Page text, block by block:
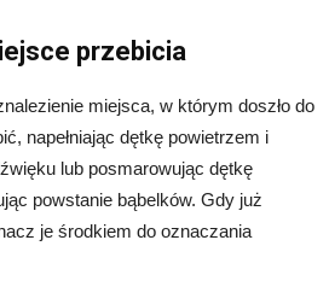
przebicia
miejsca, w którym doszło do
napełniając dętkę powietrzem i
lub posmarowując dętkę
powstanie bąbelków. Gdy już
je środkiem do oznaczania